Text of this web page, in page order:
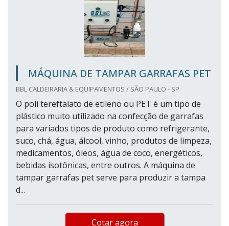
MÁQUINA DE TAMPAR GARRAFAS PET
BBL CALDEIRARIA & EQUIPAMENTOS / SÃO PAULO - SP
O poli tereftalato de etileno ou PET é um tipo de
plástico muito utilizado na confecção de garrafas
para variados tipos de produto como refrigerante,
suco, chá, água, álcool, vinho, produtos de limpeza,
medicamentos, óleos, água de coco, energéticos,
bebidas isotônicas, entre outros. A máquina de
tampar garrafas pet serve para produzir a tampa
d...
Cotar agora